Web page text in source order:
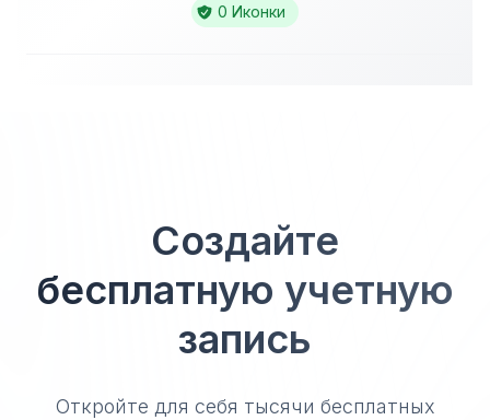
0 Иконки
Создайте
бесплатную учетную
запись
Откройте для себя тысячи бесплатных